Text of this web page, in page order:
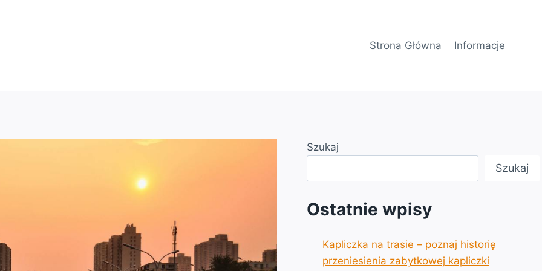
Strona Główna Informacje
Szukaj
Szukaj
Ostatnie wpisy
Kapliczka na trasie – poznaj historię
przeniesienia zabytkowej kapliczki